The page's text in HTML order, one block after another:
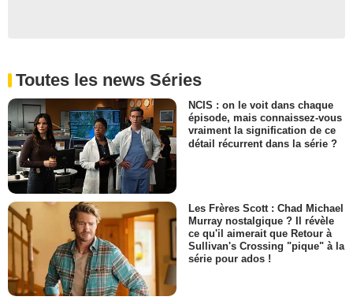
Toutes les news Séries
NCIS : on le voit dans chaque
épisode, mais connaissez-vous
vraiment la signification de ce
détail récurrent dans la série ?
Les Frères Scott : Chad Michael
Murray nostalgique ? Il révèle
ce qu'il aimerait que Retour à
Sullivan's Crossing "pique" à la
série pour ados !